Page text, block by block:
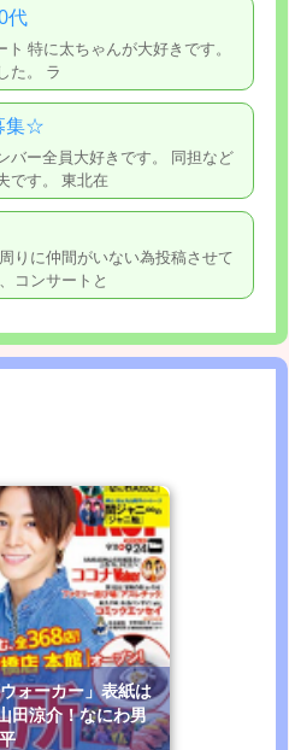
代
に太ちゃんが大好きです。
た。 ラ
集☆
バー全員大好きです。 同担など
です。 東北在
りに仲間がいない為投稿させて
コンサートと
ォーカー」表紙は
田涼介！なにわ男